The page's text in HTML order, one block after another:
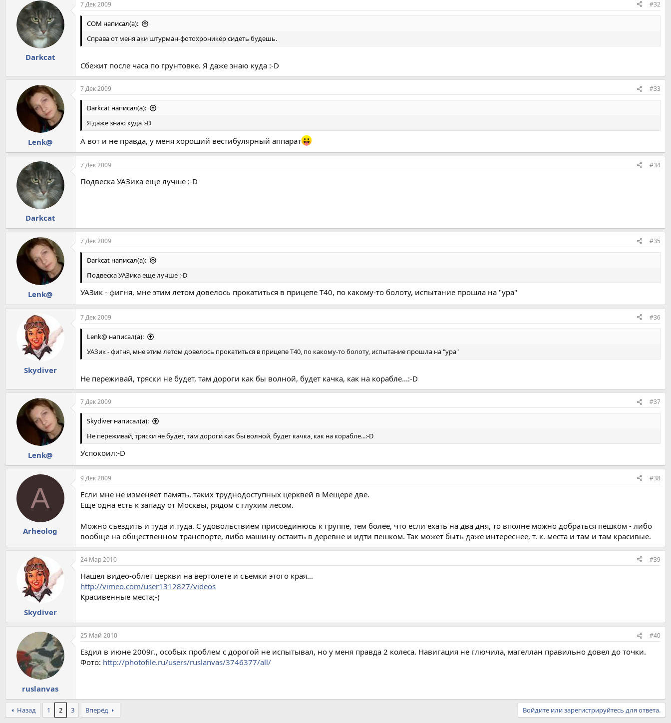
Darkcat
7 Дек 2009 #32
COM написал(а):
Справа от меня аки штурман-фотохроникёр сидеть будешь.
Сбежит после часа по грунтовке. Я даже знаю куда :-D
Lenk@
7 Дек 2009 #33
Darkcat написал(а):
Я даже знаю куда :-D
А вот и не правда, у меня хороший вестибулярный аппарат
Darkcat
7 Дек 2009 #34
Подвеска УАЗика еще лучше :-D
Lenk@
7 Дек 2009 #35
Darkcat написал(а):
Подвеска УАЗика еще лучше :-D
УАЗик - фигня, мне этим летом довелось прокатиться в прицепе Т40, по какому-то болоту, испытание прошла на "ура"
Skydiver
7 Дек 2009 #36
Lenk@ написал(а):
УАЗик - фигня, мне этим летом довелось прокатиться в прицепе Т40, по какому-то болоту, испытание прошла на "ура"
Не переживай, тряски не будет, там дороги как бы волной, будет качка, как на корабле...:-D
Lenk@
7 Дек 2009 #37
Skydiver написал(а):
Не переживай, тряски не будет, там дороги как бы волной, будет качка, как на корабле...:-D
Успокоил:-D
A
Arheolog
9 Дек 2009 #38
Если мне не изменяет память, таких труднодоступных церквей в Мещере две.
Еще одна есть к западу от Москвы, рядом с глухим лесом.
Можно съездить и туда и туда. С удовольствием присоединюсь к группе, тем более, что если ехать на два дня, то вполне можно добраться пешком - либо
вообще на общественном транспорте, либо машину остаить в деревне и идти пешком. Так может быть даже интереснее, т. к. места и там и там красивые.
Skydiver
24 Мар 2010 #39
Нашел видео-облет церкви на вертолете и съемки этого края...
http://vimeo.com/user1312827/videos
Красивенные места;-)
ruslanvas
25 Май 2010 #40
Ездил в июне 2009г., особых проблем с дорогой не испытывал, но у меня правда 2 колеса. Навигация не глючила, магеллан правильно довел до точки.
Фото: http://photofile.ru/users/ruslanvas/3746377/all/
Назад 1 2 3 Вперёд Войдите или зарегистрируйтесь для ответа.